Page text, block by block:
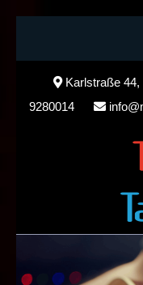
Karlstraße 44,
9280014